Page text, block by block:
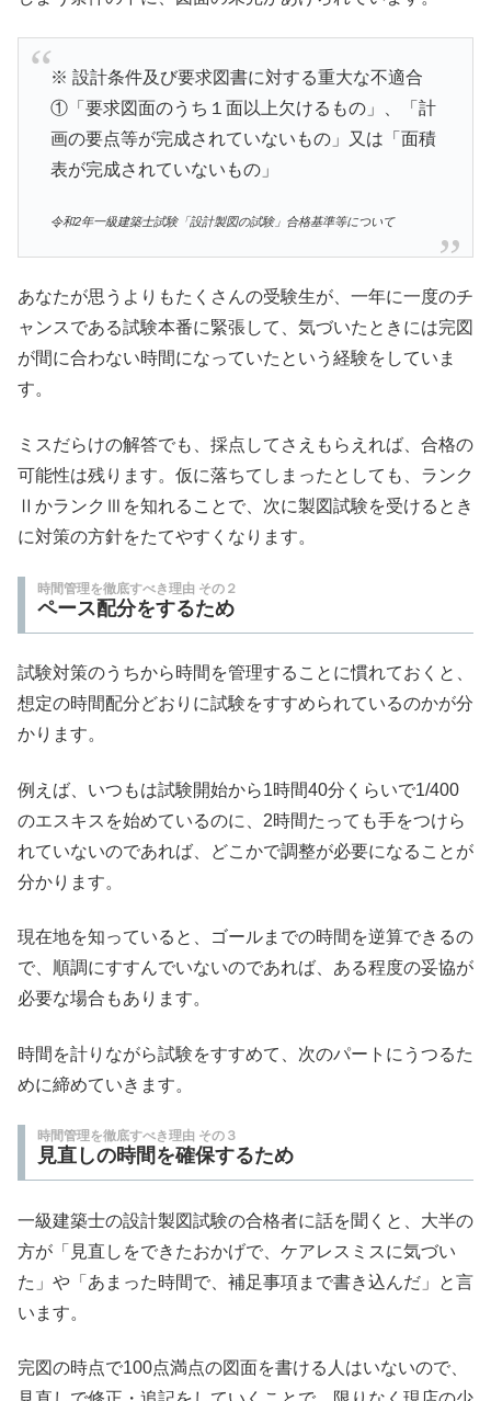
※ 設計条件及び要求図書に対する重大な不適合
①「要求図面のうち１面以上欠けるもの」、「計
画の要点等が完成されていないもの」又は「面積
表が完成されていないもの」
令和2年一級建築士試験「設計製図の試験」合格基準等について
あなたが思うよりもたくさんの受験生が、一年に一度のチ
ャンスである試験本番に緊張して、気づいたときには完図
が間に合わない時間になっていたという経験をしていま
す。
ミスだらけの解答でも、採点してさえもらえれば、合格の
可能性は残ります。仮に落ちてしまったとしても、ランク
ⅡかランクⅢを知れることで、次に製図試験を受けるとき
に対策の方針をたてやすくなります。
時間管理を徹底すべき理由 その２
ペース配分をするため
試験対策のうちから時間を管理することに慣れておくと、
想定の時間配分どおりに試験をすすめられているのかが分
かります。
例えば、いつもは試験開始から1時間40分くらいで1/400
のエスキスを始めているのに、2時間たっても手をつけら
れていないのであれば、どこかで調整が必要になることが
分かります。
現在地を知っていると、ゴールまでの時間を逆算できるの
で、順調にすすんでいないのであれば、ある程度の妥協が
必要な場合もあります。
時間を計りながら試験をすすめて、次のパートにうつるた
めに締めていきます。
時間管理を徹底すべき理由 その３
見直しの時間を確保するため
一級建築士の設計製図試験の合格者に話を聞くと、大半の
方が「見直しをできたおかげで、ケアレスミスに気づい
た」や「あまった時間で、補足事項まで書き込んだ」と言
います。
完図の時点で100点満点の図面を書ける人はいないので、